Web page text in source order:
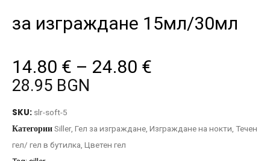
за изграждане 15мл/30мл
14.80 € – 24.80 €
28.95 BGN
SKU: slr-soft-5
КатегорииSiller, Гел за изграждане, Изграждане на нокти, Течен
гел/ гел в бутилка, Цветен гел